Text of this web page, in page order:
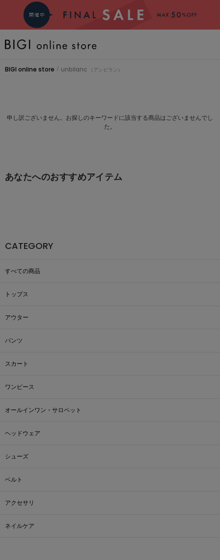
BRAND
大きいサイズ
新着商品
SALE
COORDINATE
JOURNAL
よくある質問
OUTLET
BIGI online store / unbilanc （アンビラン）
申し訳ございません。お探しのキーワードに該当する商品はございませんでし
た。
あなたへのおすすめアイテム
CATEGORY
すべての商品
トップス
アウター
パンツ
スカート
ワンピース
オールインワン・サロペット
ヘッドウェア
シューズ
ベルト
アクセサリ
ネイルケア